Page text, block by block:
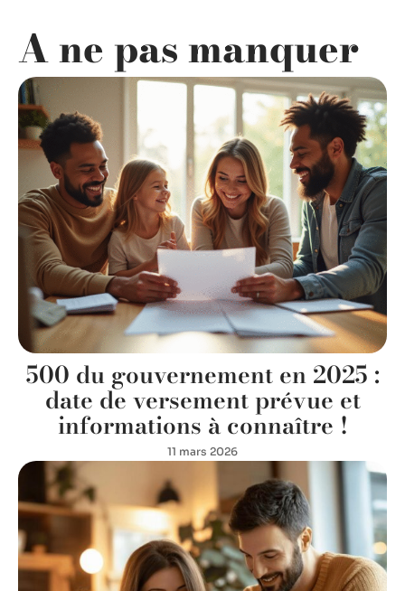
A ne pas manquer
500 du gouvernement en 2025 :
date de versement prévue et
informations à connaître !
11 mars 2026